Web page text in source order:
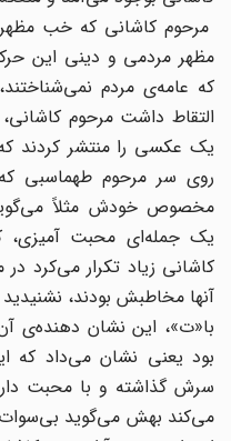
مرحوم کاشانی که خب
مظهر مردمی و دینی این
که عامه‌ی مردم
التقاط داشت مرحوم کاشانی،
یک عکسی را منتشر کردند
روی سر مرحوم طهماسبی که
مخصوص خودش مثلاً می‌گوید
یک جمله‌ای محبت آمیزی،
کاشانی زیاد تکرار می‌کرد در
آنها مخاطبش بودند،
با«ت»، این نشان دهنده‌ی
بود یعنی نشان می‌داد که
سرش گذاشته و با محبت
می‌کند بهش می‌گوید